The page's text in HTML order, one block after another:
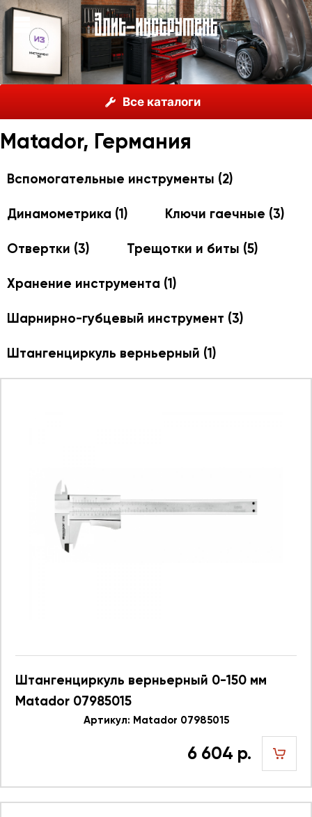
Все каталоги
Matador, Германия
Matador, Германия
Вспомогательные инструменты (2)
Динамометрика (1) Ключи гаечные (3)
Отвертки (3) Трещотки и биты (5)
Хранение инструмента (1)
Шарнирно-губцевый инструмент (3)
Штангенциркуль верньерный (1)
Штангенциркуль верньерный 0-150 мм
Matador 07985015
Артикул: Matador 07985015
6 604 р.